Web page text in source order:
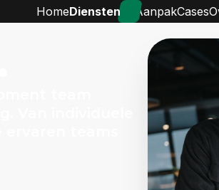
HomeDiensten AanpakCases